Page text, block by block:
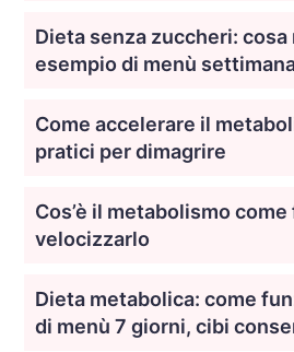
Dieta senza zuccheri: cosa
esempio di menù
Come accelerare il
pratici per dimagrire
Cos’è il metabolismo
velocizzarlo
Dieta metabolica: come
di menù 7 giorni, cibi